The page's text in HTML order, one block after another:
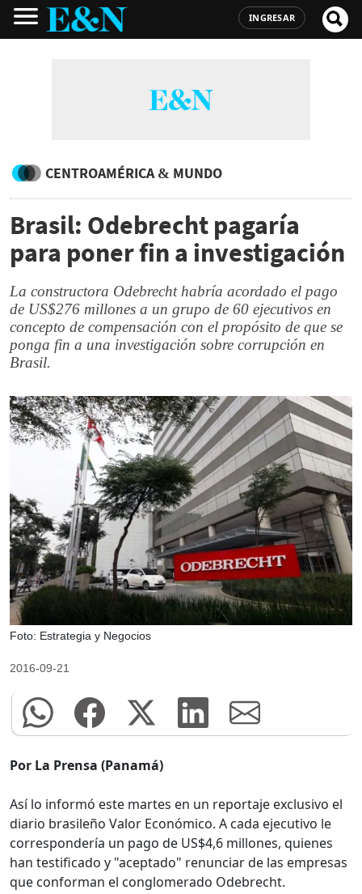
INGRESAR
CENTROAMÉRICA & MUNDO
Brasil: Odebrecht pagaría
para poner fin a investigación
La constructora Odebrecht habría acordado el pago
de US$276 millones a un grupo de 60 ejecutivos en
concepto de compensación con el propósito de que se
ponga fin a una investigación sobre corrupción en
Brasil.
Foto: Estrategia y Negocios
2016-09-21
Por La Prensa (Panamá)
Así lo informó este martes en un reportaje exclusivo el
diario brasileño Valor Económico. A cada ejecutivo le
correspondería un pago de US$4,6 millones, quienes
han testificado y "aceptado" renunciar de las empresas
que conforman el conglomerado Odebrecht.